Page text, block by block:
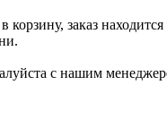
заказ
с нашим